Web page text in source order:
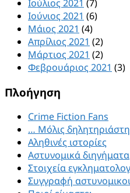
Ιούλιος 2021 (7)
Ιούνιος 2021 (6)
Μάιος 2021 (4)
Απρίλιος 2021 (2)
Μάρτιος 2021 (2)
Φεβρουάριος 2021 (3)
Πλοήγηση
Crime Fiction Fans
… Μόλις
Αληθινές ιστορίες
Αστυνομικά διηγήματα
Στοιχεία
Συγγραφή